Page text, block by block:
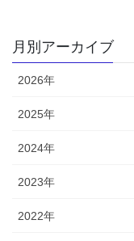
月別アーカイブ
2026年
2025年
2024年
2023年
2022年